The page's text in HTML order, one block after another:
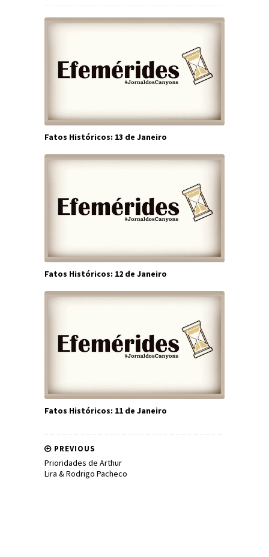
Fatos Históricos: 13 de Janeiro
Fatos Históricos: 12 de Janeiro
Fatos Históricos: 11 de Janeiro
PREVIOUS
Prioridades de Arthur
Lira & Rodrigo Pacheco